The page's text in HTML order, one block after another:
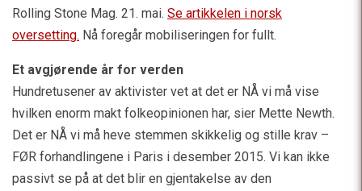
Rolling Stone Mag. 21. mai. Se artikkelen i norsk
oversetting. Nå foregår mobiliseringen for fullt.
Et avgjørende år for verden
Hundretusener av aktivister vet at det er NÅ vi må vise
hvilken enorm makt folkeopinionen har, sier Mette Newth.
Det er NÅ vi må heve stemmen skikkelig og stille krav –
FØR forhandlingene i Paris i desember 2015. Vi kan ikke
passivt se på at det blir en gjentakelse av den